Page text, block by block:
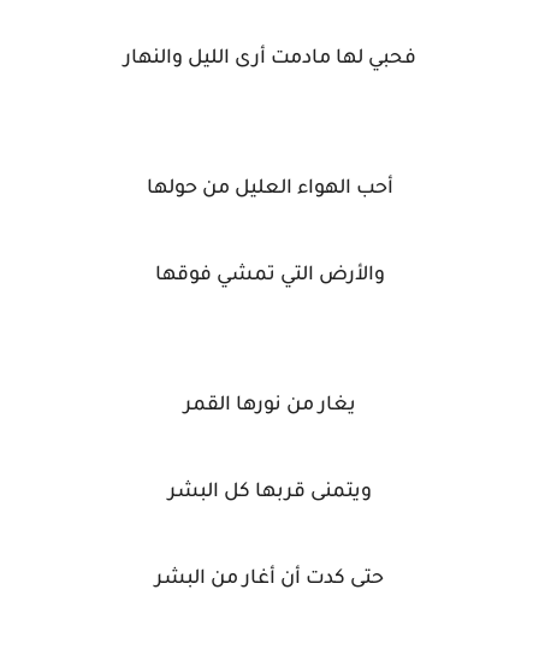
فحبي لها مادمت أرى الليل والنهار
أحب الهواء العليل من حولها
والأرض التي تمشي فوقها
يغار من نورها القمر
ويتمنى قربها كل البشر
حتى كدت أن أغار من البشر